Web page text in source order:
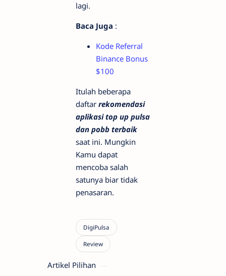
lagi.
Baca Juga :
Kode Referral
Binance Bonus
$100
Itulah beberapa
daftar rekomendasi
aplikasi top up pulsa
dan pobb terbaik
saat ini. Mungkin
Kamu dapat
mencoba salah
satunya biar tidak
penasaran.
Artikel Pilihan